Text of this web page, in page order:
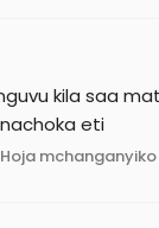
kila saa
eti
mchanganyiko